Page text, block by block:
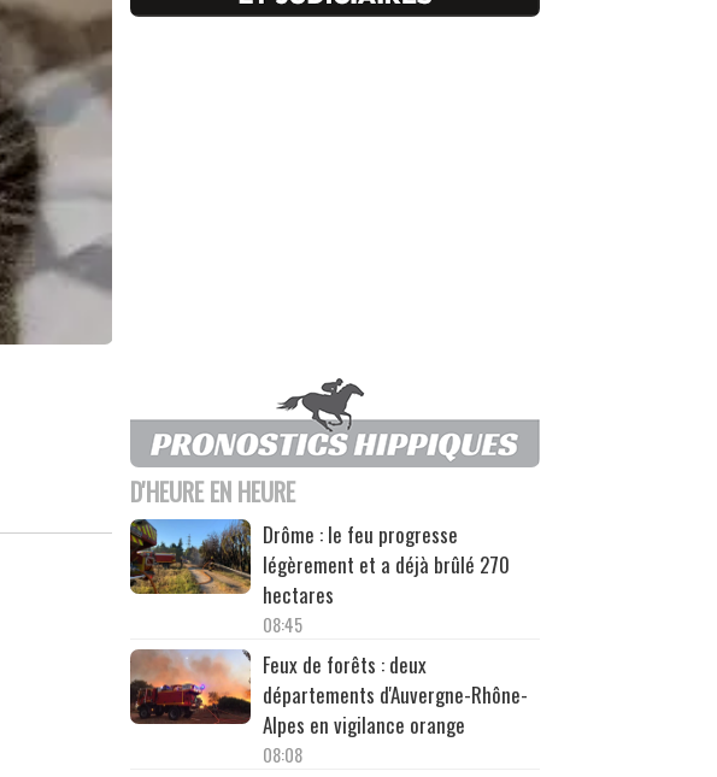
D'HEURE EN HEURE
Drôme : le feu progresse
légèrement et a déjà brûlé 270
hectares
08:45
Feux de forêts : deux
départements d'Auvergne-Rhône-
Alpes en vigilance orange
08:08